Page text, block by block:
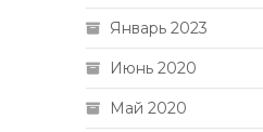
Январь 2023
Июнь 2020
Май 2020